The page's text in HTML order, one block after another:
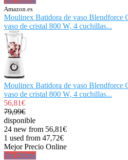
Amazon.es
Moulinex Batidora de vaso Blendforce
vaso de cristal 800 W, 4 cuchillas...
Moulinex Batidora de vaso Blendforce
vaso de cristal 800 W, 4 cuchillas...
56,81€
79,99€
disponible
24 new from 56,81€
1 used from 47,72€
Mejor Precio Online
Ver Oferta